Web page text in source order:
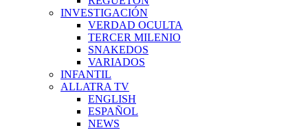
INVESTIGACIÓN
VERDAD OCULTA
TERCER MILENIO
SNAKEDOS
VARIADOS
INFANTIL
ALLATRA TV
ENGLISH
ESPAÑOL
NEWS